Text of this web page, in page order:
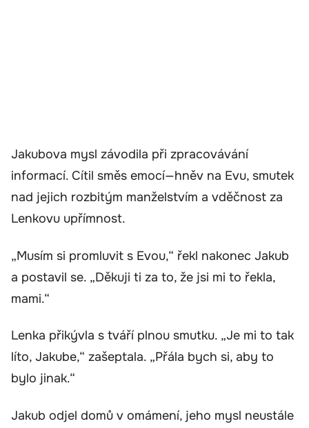
Jakubova mysl závodila při zpracovávání
informací. Cítil směs emocí—hněv na Evu, smutek
nad jejich rozbitým manželstvím a vděčnost za
Lenkovu upřímnost.
„Musím si promluvit s Evou,“ řekl nakonec Jakub
a postavil se. „Děkuji ti za to, že jsi mi to řekla,
mami.“
Lenka přikývla s tváří plnou smutku. „Je mi to tak
líto, Jakube,“ zašeptala. „Přála bych si, aby to
bylo jinak.“
Jakub odjel domů v omámení, jeho mysl neustále